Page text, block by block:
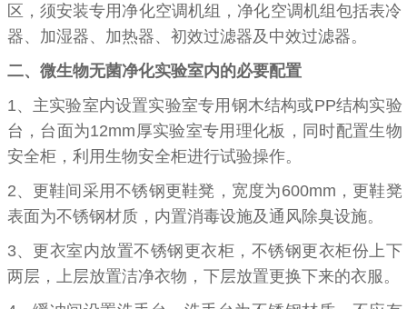
区，须安装专用净化空调机组，净化空调机组包括表冷
器、加湿器、加热器、初效过滤器及中效过滤器。
二、微生物无菌净化实验室内的必要配置
1、 主实验室内设置实验室专用钢木结构或PP结构实验
台，台面为12mm 厚实验室专用理化板，同时配置生物
安全柜，利用生物安全柜进行试验操作。
2、 更鞋间采用不锈钢更鞋凳，宽度为600mm ，更鞋凳
表面为不锈钢材质，内置消毒设施及通风除臭设施。
3、更衣室内放置不锈钢更衣柜，不锈钢更衣柜份上下
两层，上层放置洁净衣物，下层放置更换下来的衣服。